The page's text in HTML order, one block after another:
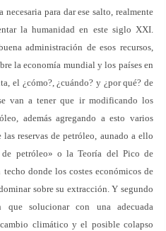
para dar ese salto, realmente
la humanidad en este siglo XXI.
administración de esos recursos,
la economía mundial y los países en
el ¿cómo?, ¿cuándo? y ¿por qué? de
van a tener que ir modificando los
además agregando a esto varios
reservas de petróleo, aunado a ello
petróleo» o la Teoría del Pico de
donde los costes económicos de
sobre su extracción. Y segundo
que solucionar con una adecuada
climático y el posible colapso